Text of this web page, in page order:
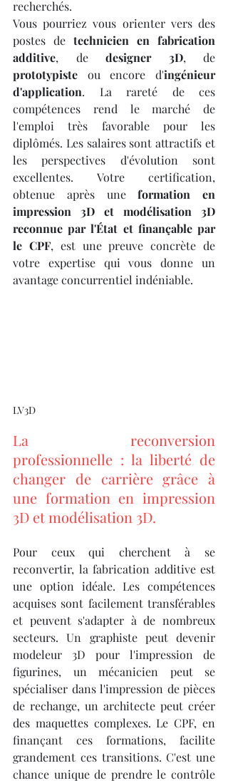
recherchés.
Vous pourriez vous orienter vers des
postes de technicien en fabrication
additive, de designer 3D
prototypiste ou encore d'ingénieur
d'application. La rareté de ces
compétences rend le marché de
l'emploi très favorable pour les
diplômés. Les salaires sont attractifs et
les perspectives d'évolution sont
excellentes. Votre certification,
obtenue après une formation en
impression 3D et modélisation 3D
reconnue par l'État et finançable par
le CPF, est une preuve concrète de
votre expertise qui vous donne un
avantage concurrentiel indéniable.
LV3D
La reconversion
professionnelle : la liberté de
changer de carrière grâce à
une formation en impression
3D et modélisation 3D.
Pour ceux qui cherchent à se
reconvertir, la fabrication additive est
une option idéale. Les compétences
acquises sont facilement transférables
et peuvent s'adapter à de nombreux
secteurs. Un graphiste peut devenir
modeleur 3D pour l'impression de
figurines, un mécanicien peut se
spécialiser dans l'impression de pièces
de rechange, un architecte peut créer
des maquettes complexes. Le CPF, en
finançant ces formations, facilite
grandement ces transitions. C'est une
chance unique de prendre le contrôle